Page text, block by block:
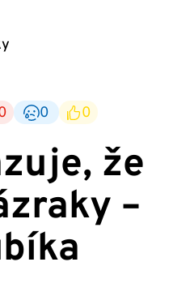
0 0
že
–